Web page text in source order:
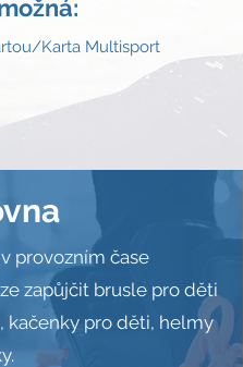
Karta Multisport
provozním čase
zapůjčit brusle pro děti
kačenky pro děti, helmy